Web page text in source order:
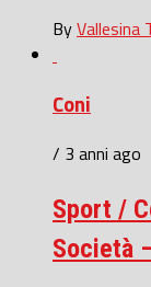
ByVallesina
Coni
/ 3 anni ago
Sport /
Società